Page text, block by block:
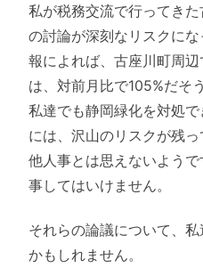
私が税務交流で行ってき
の討論が深刻なリスクに
報によれば、古座川町周
は、対前月比で105%だそ
私達でも静岡緑化を対処
には、沢山のリスクが残
他人事とは思えないよう
事してはいけません。
それらの論議について、
かもしれません。